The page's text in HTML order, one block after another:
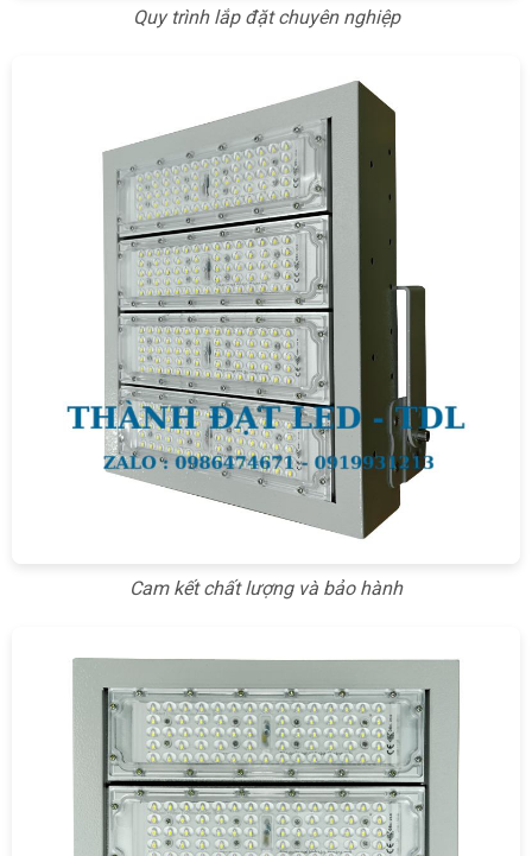
Quy trình lắp đặt chuyên nghiệp
Cam kết chất lượng và bảo hành